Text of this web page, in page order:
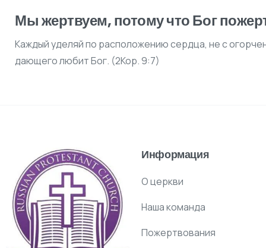
Мы жертвуем, потому что Бог
Каждый уделяй по расположению сердца, не с
дающего любит Бог. (2Кор. 9:7)
Информация
О церкви
Наша команда
Пожертвования